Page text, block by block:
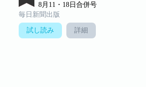
8月11・18日合併号
毎日新聞出版
試し読み 詳細